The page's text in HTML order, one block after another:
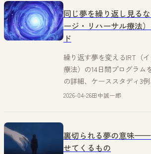
同じ夢を繰り返し見る
ージ・リハーサル療法
ド
繰り返す夢を変えるIRT（
療法）の14日間プログラム
の詳細、ケーススタディ3
きのチェックリスト、IRTが
2026-04-26田中誠一郎
裏切られる夢の意味——
せてくるもの